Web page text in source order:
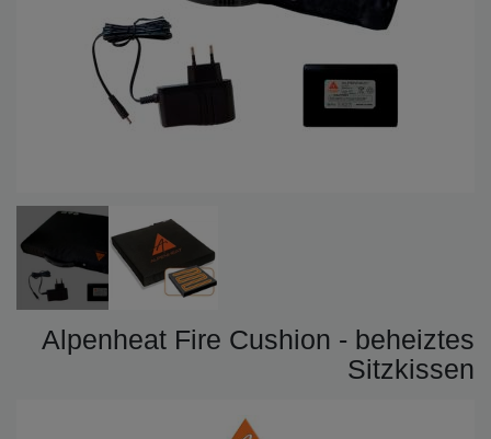
Alpenheat Fire Cushion - beheiztes
Sitzkissen